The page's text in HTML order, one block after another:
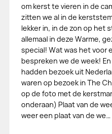
om kerst te vieren in de
zitten we al in de
lekker in, in de zon op het
allemaal in deze Warme,
special! Wat was het voor
bespreken we de week!
hadden bezoek uit
waren op bezoek in The
op de foto met de
onderaan) Plaat van de
weer een plaat van de we…